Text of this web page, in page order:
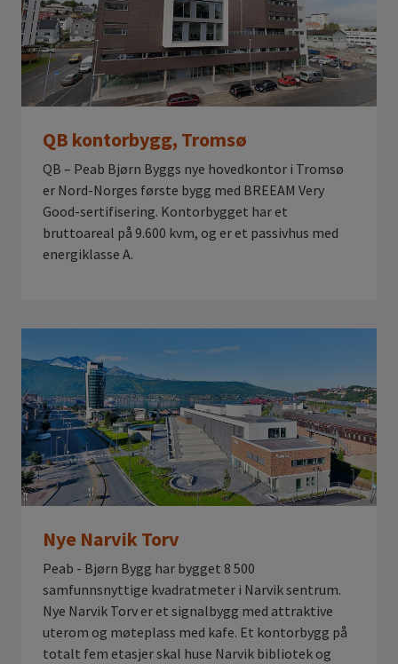
QB kontorbygg, Tromsø
QB – Peab Bjørn Byggs nye hovedkontor i Tromsø
er Nord-Norges første bygg med BREEAM Very
Good-sertifisering. Kontorbygget har et
bruttoareal på 9.600 kvm, og er et passivhus med
energiklasse A.
Nye Narvik Torv
Peab - Bjørn Bygg har bygget 8 500
samfunnsnyttige kvadratmeter i Narvik sentrum.
Nye Narvik Torv er et signalbygg med attraktive
uterom og møteplass med kafe. Et kontorbygg på
totalt fem etasjer skal huse Narvik bibliotek og